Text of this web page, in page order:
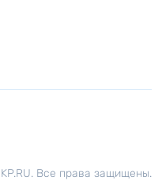
Все права защищены.